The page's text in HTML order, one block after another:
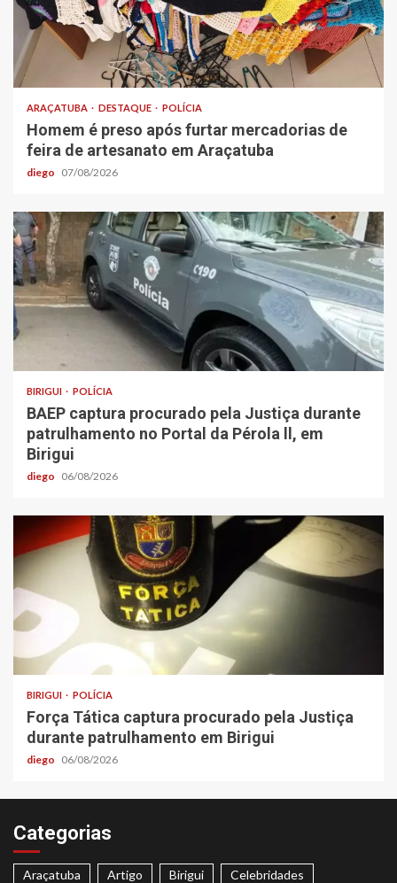
ARAÇATUBA DESTAQUE POLÍCIA
Homem é preso após furtar mercadorias de
feira de artesanato em Araçatuba
diego 07/08/2026
BIRIGUI POLÍCIA
BAEP captura procurado pela Justiça durante
patrulhamento no Portal da Pérola ll, em
Birigui
diego 06/08/2026
BIRIGUI POLÍCIA
Força Tática captura procurado pela Justiça
durante patrulhamento em Birigui
diego 06/08/2026
Categorias
Araçatuba Artigo Birigui
Celebridades